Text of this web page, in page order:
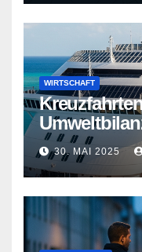
WIRTSCHAFT
Wege
30. MAI 2025